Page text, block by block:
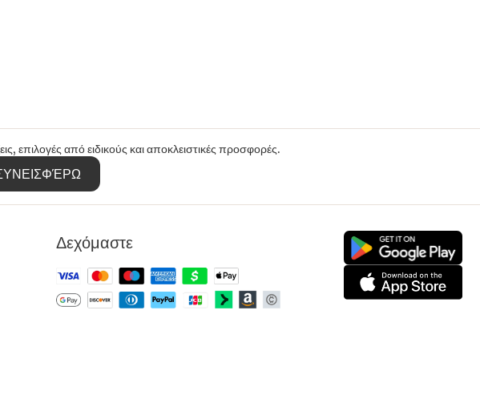
επιλογές από ειδικούς και αποκλειστικές προσφορές.
Δεχόμαστε